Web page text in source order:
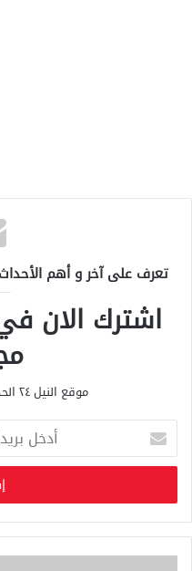
تعرف على آخر و أهم
اشترك الان في
موقع النيل ٢٤ الحصري علي مدار الساعة
خ
ب
ر
ي
د